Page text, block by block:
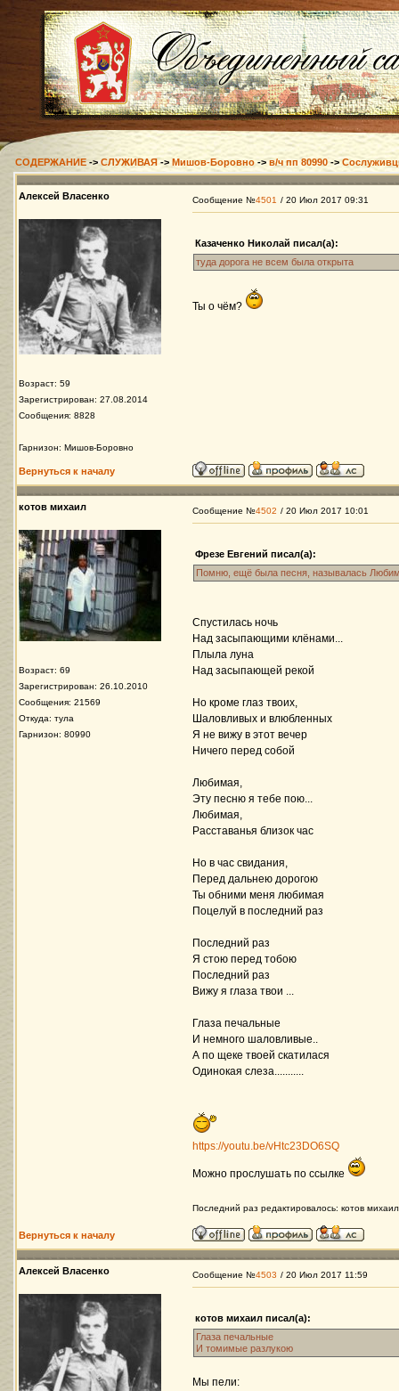
СОДЕРЖАНИЕ ->СЛУЖИВАЯ->Мишов-Боровно ->в/ч пп 80990 ->
Алексей Власенко
Возраст: 59
Зарегистрирован: 27.08.2014
Сообщения: 8828
Гарнизон: Мишов-Боровно
Сообщение №4501 / 20 Июл 2017 09:31
Казаченко Николай писал(а):
туда дорога не всем была открыта
Ты о чём?
Вернуться к началу
котов михаил
Возраст: 69
Зарегистрирован: 26.10.2010
Сообщения: 21569
Откуда: тула
Гарнизон: 80990
Сообщение №4502 / 20 Июл 2017 10:01
Фрезе Евгений писал(а):
Помню, ещё была песня, называлась
Спустилась ночь
Над засыпающими клёнами...
Плыла луна
Над засыпающей рекой
Но кроме глаз твоих,
Шаловливых и влюбленных
Я не вижу в этот вечер
Ничего перед собой
Любимая,
Эту песню я тебе пою...
Любимая,
Расставанья близок час
Но в час свидания,
Перед дальнею дорогою
Ты обними меня любимая
Поцелуй в последний раз
Последний раз
Я стою перед тобою
Последний раз
Вижу я глаза твои ...
Глаза печальные
И немного шаловливые..
А по щеке твоей скатилася
Одинокая слеза...........
https://youtu.be/vHtc23DO6SQ
Можно прослушать по ссылке
Последний раз редактировалось: котов
Вернуться к началу
Алексей Власенко Сообщение №4503 / 20 Июл 2017 11:59
котов михаил писал(а):
Глаза печальные
И томимые разлукою
Мы пели: